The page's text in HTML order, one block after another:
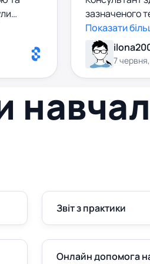
мої
зазначеного
побажання, а
відповідає
залишилася
Показати
7
Звіт з практики
Онлайн допомога на